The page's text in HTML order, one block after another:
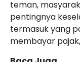
teman,
pentingnya
termasuk yang
membayar